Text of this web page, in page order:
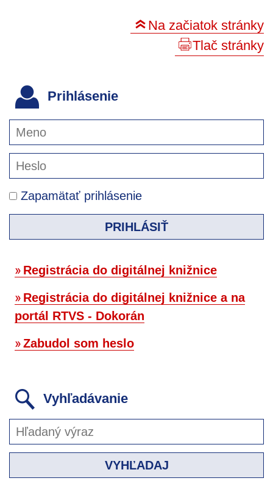
Na začiatok stránky
Tlač stránky
Prihlásenie
Zapamätať prihlásenie
PRIHLÁSIŤ
Registrácia do digitálnej knižnice
Registrácia do digitálnej knižnice a na
portál RTVS - Dokorán
Zabudol som heslo
Vyhľadávanie
VYHĽADAJ